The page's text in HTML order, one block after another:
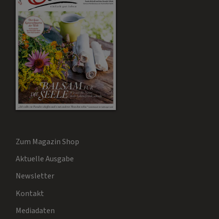
Zum Magazin Shop
Aktuelle Ausgabe
Newsletter
Kontakt
Mediadaten